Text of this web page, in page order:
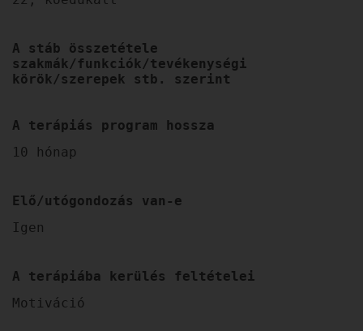
A stáb összetétele
szakmák/funkciók/tevékenységi
körök/szerepek stb. szerint
A terápiás program hossza
10 hónap
Elő/utógondozás van-e
Igen
A terápiába kerülés feltételei
Motiváció